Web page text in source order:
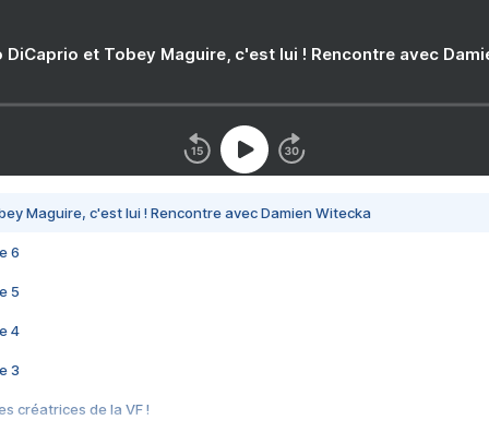
DiCaprio et Tobey Maguire, c'est lui ! Rencontre avec
Maguire, c'est lui ! Rencontre avec Damien Witecka
6
5
4
3
créatrices de la VF !